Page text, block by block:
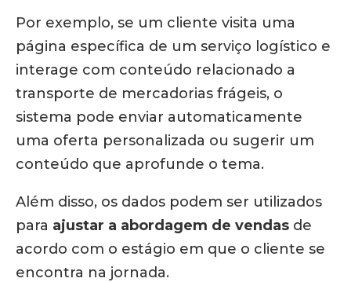
Por exemplo, se um cliente visita uma
página específica de um serviço logístico e
interage com conteúdo relacionado a
transporte de mercadorias frágeis, o
sistema pode enviar automaticamente
uma oferta personalizada ou sugerir um
conteúdo que aprofunde o tema.
Além disso, os dados podem ser utilizados
para ajustar a abordagem de vendas de
acordo com o estágio em que o cliente se
encontra na jornada.